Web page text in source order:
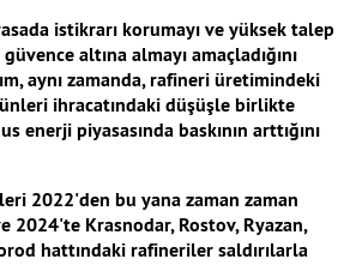
istikrarı korumayı ve yüksek talep
altına almayı amaçladığını
aynı zamanda, rafineri üretimindeki
ihracatındaki düşüşle birlikte
enerji piyasasında baskının arttığını
2022'den bu yana zaman zaman
2024'te Krasnodar, Rostov, Ryazan,
hattındaki rafineriler saldırılarla